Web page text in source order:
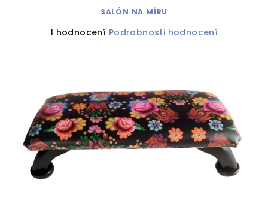
SALÓN NA MÍRU
Průměrné
5
hvězdiček.
1 hodnocení Podrobnosti hodnocení